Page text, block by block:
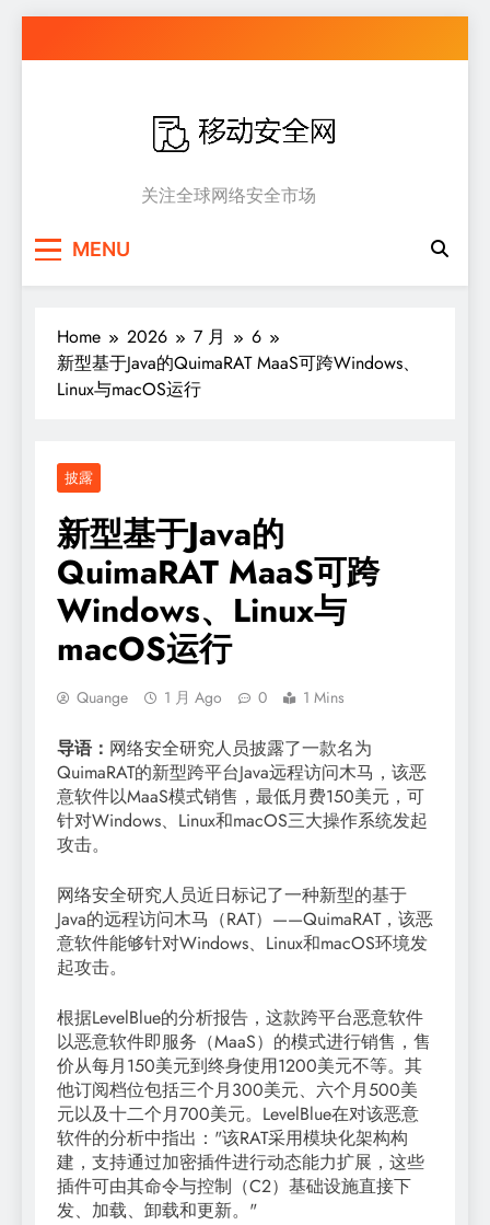
to
移动安全网
关注全球网络安全市场
MENU
Home 2026 7 月
6
新型基于Java的QuimaRAT MaaS可跨Windows、
Linux与macOS运行
披露
新型基于Java的
QuimaRAT MaaS可跨
Windows、Linux与
macOS运行
Quange 1 月 Ago 0 1 Mins
导语： 网络安全研究人员披露了一款名为
QuimaRAT的新型跨平台Java远程访问木马，该恶
意软件以MaaS模式销售，最低月费150美元，可
针对Windows、Linux和macOS三大操作系统发起
攻击。
网络安全研究人员近日标记了一种新型的基于
Java的远程访问木马（RAT）——QuimaRAT，该恶
意软件能够针对Windows、Linux和macOS环境发
起攻击。
根据LevelBlue的分析报告，这款跨平台恶意软件
以恶意软件即服务（MaaS）的模式进行销售，售
价从每月150美元到终身使用1200美元不等。其
他订阅档位包括三个月300美元、六个月500美
元以及十二个月700美元。LevelBlue在对该恶意
软件的分析中指出："该RAT采用模块化架构构
建，支持通过加密插件进行动态能力扩展，这些
插件可由其命令与控制（C2）基础设施直接下
发、加载、卸载和更新。"